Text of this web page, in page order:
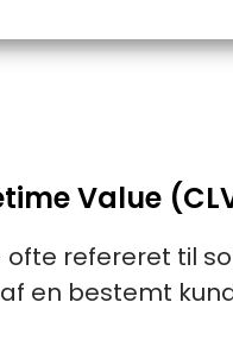
Value
ofte refereret til
en bestemt